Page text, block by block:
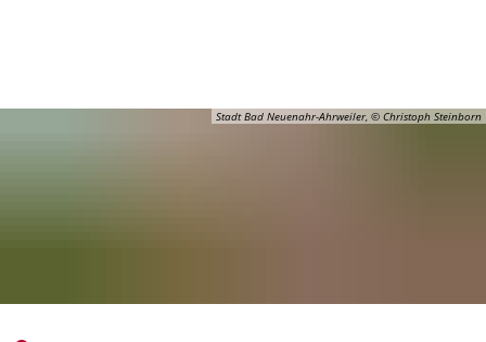
Stadt Bad Neuenahr-Ahrweiler, © Christoph Steinborn